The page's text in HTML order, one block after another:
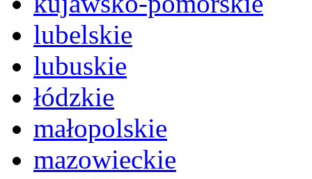
lubelskie
lubuskie
łódzkie
małopolskie
mazowieckie